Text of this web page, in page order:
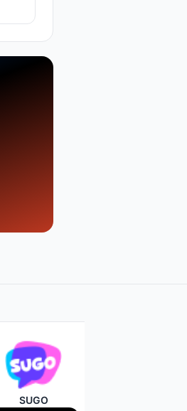
SUGO